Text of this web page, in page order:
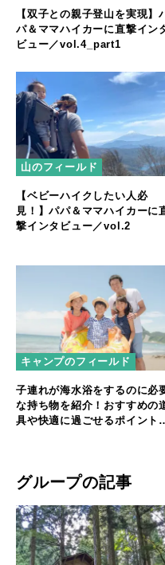
【双子との親子登山を実現】
パ＆ママハイカーに直撃イン
ビュー／vol.4_part1
山のフィールド
【ベビーハイクしたい人必
見！】パパ＆ママハイカーに
撃インタビュー／vol.2
キャンプのフィールド
子連れが海水浴をするのに必
な持ち物を紹介！おすすめの
具や快適に過ごせるポイント
グループの記事